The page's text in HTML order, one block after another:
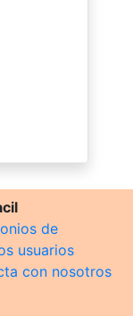
de
usuarios
con nosotros